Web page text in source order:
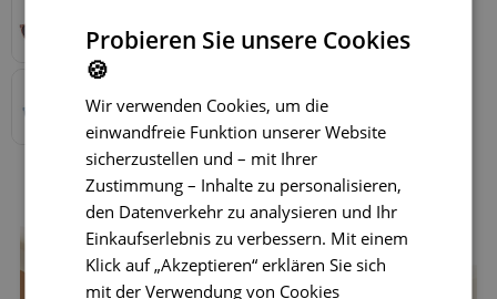
Probieren Sie unsere Cookies
🍪
Wir verwenden Cookies, um die
einwandfreie Funktion unserer Website
sicherzustellen und – mit Ihrer
Zustimmung – Inhalte zu personalisieren,
den Datenverkehr zu analysieren und Ihr
Einkaufserlebnis zu verbessern. Mit einem
Klick auf „Akzeptieren“ erklären Sie sich
mit der Verwendung von Cookies